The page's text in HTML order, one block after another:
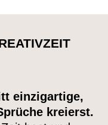
einzigartige,
kreierst.